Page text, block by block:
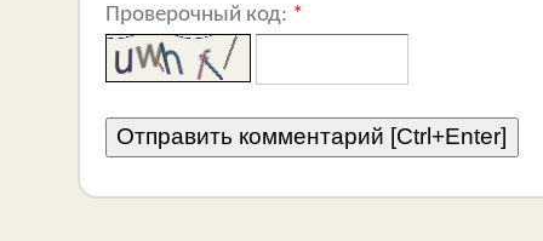
Проверочный код: *